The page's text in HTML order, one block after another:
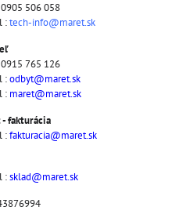
0905 506 058
:tech-info@maret.sk
0915 765 126
:odbyt@maret.sk
: maret@maret.sk
- fakturácia
:fakturacia@maret.sk
:sklad@maret.sk